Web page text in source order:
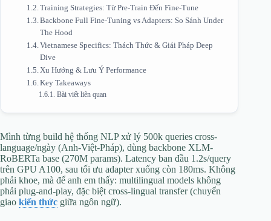
Training Strategies: Từ Pre-Train Đến Fine-Tune
Backbone Full Fine-Tuning vs Adapters: So Sánh Under
The Hood
Vietnamese Specifics: Thách Thức & Giải Pháp Deep
Dive
Xu Hướng & Lưu Ý Performance
Key Takeaways
Bài viết liên quan
Mình từng build hệ thống NLP xử lý 500k queries cross-
language/ngày (Anh-Việt-Pháp), dùng backbone XLM-
RoBERTa base (270M params). Latency ban đầu 1.2s/query
trên GPU A100, sau tối ưu adapter xuống còn 180ms. Không
phải khoe, mà để anh em thấy: multilingual models không
phải plug-and-play, đặc biệt cross-lingual transfer (chuyển
giao kiến thức giữa ngôn ngữ).